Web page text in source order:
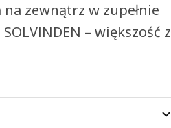
zewnątrz w zupełnie
– większość z